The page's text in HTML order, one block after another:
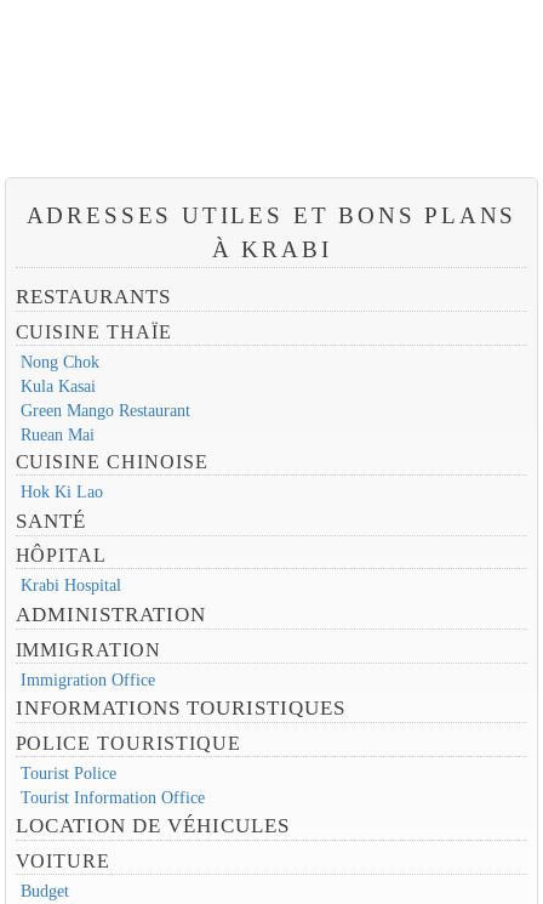
ADRESSES UTILES ET BONS PLANS
À KRABI
RESTAURANTS
CUISINE THAÏE
Nong Chok
Kula Kasai
Green Mango Restaurant
Ruean Mai
CUISINE CHINOISE
Hok Ki Lao
SANTÉ
HÔPITAL
Krabi Hospital
ADMINISTRATION
IMMIGRATION
Immigration Office
INFORMATIONS TOURISTIQUES
POLICE TOURISTIQUE
Tourist Police
Tourist Information Office
LOCATION DE VÉHICULES
VOITURE
Budget